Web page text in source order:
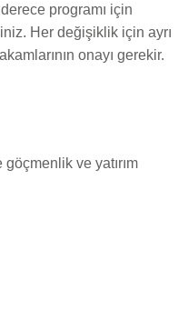
programı için
Her değişiklik için ayrı
onayı gerekir.
göçmenlik ve yatırım